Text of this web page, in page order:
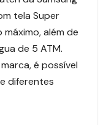
tela Super
além de
de 5 ATM.
é possível
diferentes